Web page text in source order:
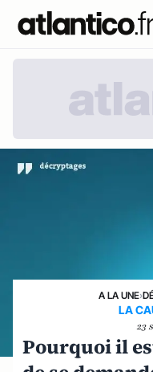
A LA UNE›
LA
23
Pourquoi il